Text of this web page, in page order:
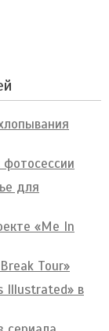
для
«Me In
Tour»
Illustrated» в